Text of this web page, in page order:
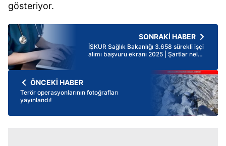
gösteriyor.
SONRAKİ HABER
İŞKUR Sağlık Bakanlığı 3.658 sürekli işçi
alımı başvuru ekranı 2025 | Şartlar neler,
ÖNCEKİ HABER
Terör operasyonlarının fotoğrafları
yayınlandı!